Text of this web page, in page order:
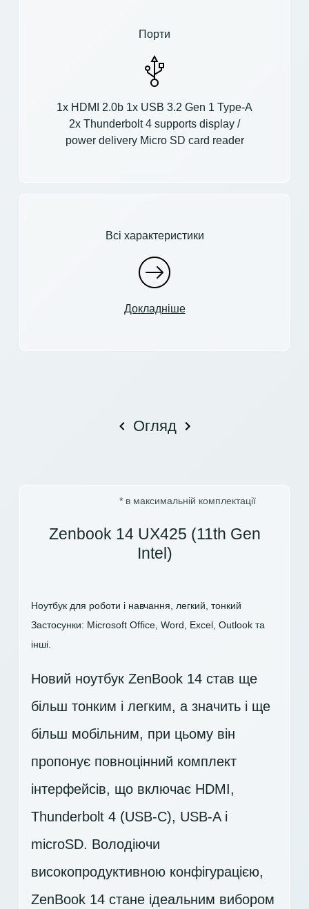
Порти
1x HDMI 2.0b 1x USB 3.2 Gen 1 Type-A
2x Thunderbolt 4 supports display /
power delivery Micro SD card reader
Всі характеристики
Докладніше
Огляд
* в максимальній комплектації
Zenbook 14 UX425 (11th Gen
Intel)
Ноутбук для роботи і навчання, легкий, тонкий
Застосунки: Microsoft Office, Word, Excel, Outlook та
інші.
Новий ноутбук ZenBook 14 став ще
більш тонким і легким, а значить і ще
більш мобільним, при цьому він
пропонує повноцінний комплект
інтерфейсів, що включає HDMI,
Thunderbolt 4 (USB-C), USB-A і
microSD. Володіючи
високопродуктивною конфігурацією,
ZenBook 14 стане ідеальним вибором